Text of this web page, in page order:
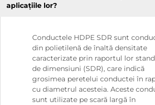
aplicațiile lor?
Conductele HDPE SDR sunt
din polietilenă de înaltă densitate
caracterizate prin raportul lor
de dimensiuni (SDR), care indică
grosimea peretelui conductei în
cu diametrul acesteia. Aceste
sunt utilizate pe scară largă în